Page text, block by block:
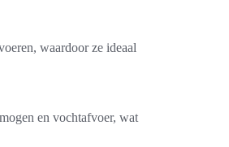
waardoor ze ideaal
en vochtafvoer, wat